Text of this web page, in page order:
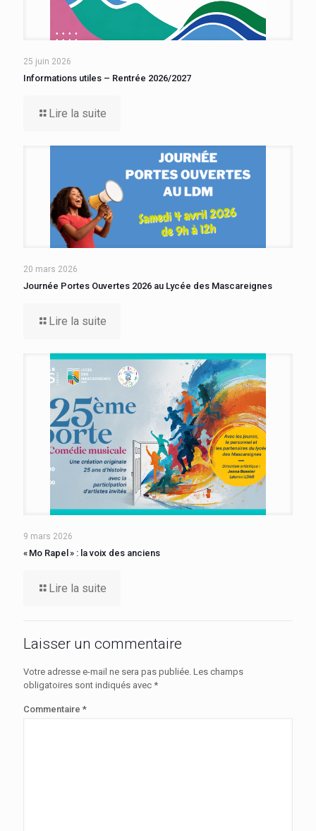
25 juin 2026
Informations utiles – Rentrée 2026/2027
Lire la suite
20 mars 2026
Journée Portes Ouvertes 2026 au Lycée des Mascareignes
Lire la suite
9 mars 2026
« Mo Rapel » : la voix des anciens
Lire la suite
Laisser un commentaire
Votre adresse e-mail ne sera pas publiée. Les champs
obligatoires sont indiqués avec *
Commentaire *